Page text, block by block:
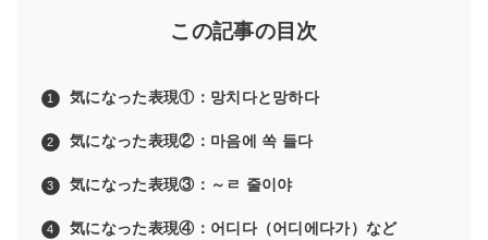
この記事の目次
気になった表現①：망치다と망하다
気になった表現②：마음에 쏙 들다
気になった表現③：～ㄹ 줄이야
気になった表現④：어디다（어디에다가）など